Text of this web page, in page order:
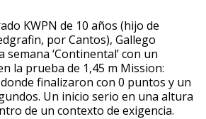
KWPN de 10 años (hijo de
por Cantos), Gallego
‘Continental’ con un
la prueba de 1,45 m Mission:
finalizaron con 0 puntos y un
Un inicio serio en una altura
de un contexto de exigencia.